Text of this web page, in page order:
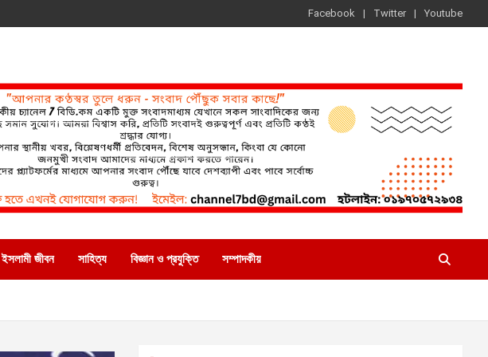
Facebook Twitter Youtube
ইসলামী জীবন সাহিত্য বিজ্ঞান ও প্রযুক্তি সম্পাদকীয়